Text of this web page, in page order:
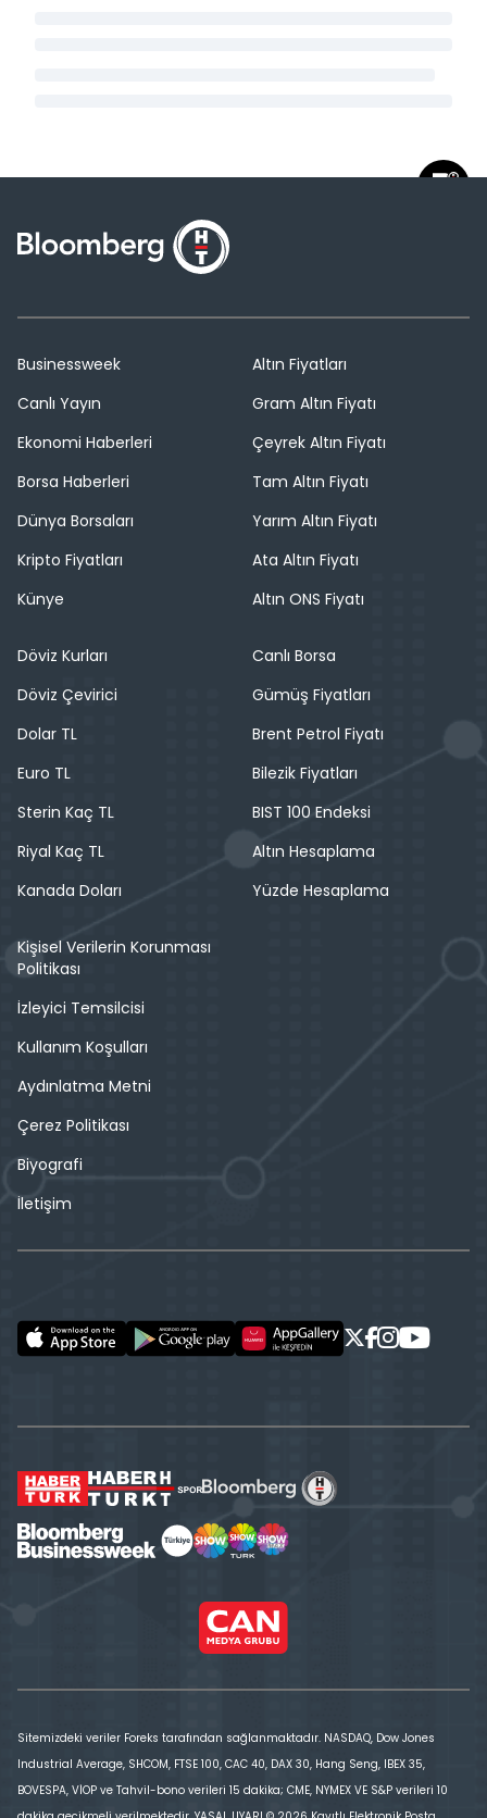
Businessweek
Canlı Yayın
Ekonomi Haberleri
Borsa Haberleri
Dünya Borsaları
Kripto Fiyatları
Künye
Altın Fiyatları
Gram Altın Fiyatı
Çeyrek Altın Fiyatı
Tam Altın Fiyatı
Yarım Altın Fiyatı
Ata Altın Fiyatı
Altın ONS Fiyatı
Döviz Kurları
Döviz Çevirici
Dolar TL
Euro TL
Sterin Kaç TL
Riyal Kaç TL
Kanada Doları
Canlı Borsa
Gümüş Fiyatları
Brent Petrol Fiyatı
Bilezik Fiyatları
BIST 100 Endeksi
Altın Hesaplama
Yüzde Hesaplama
Kişisel Verilerin Korunması
Politikası
İzleyici Temsilcisi
Kullanım Koşulları
Aydınlatma Metni
Çerez Politikası
Biyografi
İletişim
Sitemizdeki veriler Foreks tarafından sağlanmaktadır. NASDAQ, Dow Jones
Industrial Average, SHCOM, FTSE 100, CAC 40, DAX 30, Hang Seng, IBEX 35,
BOVESPA, VİOP ve Tahvil-bono verileri 15 dakika; CME, NYMEX VE S&P verileri 10